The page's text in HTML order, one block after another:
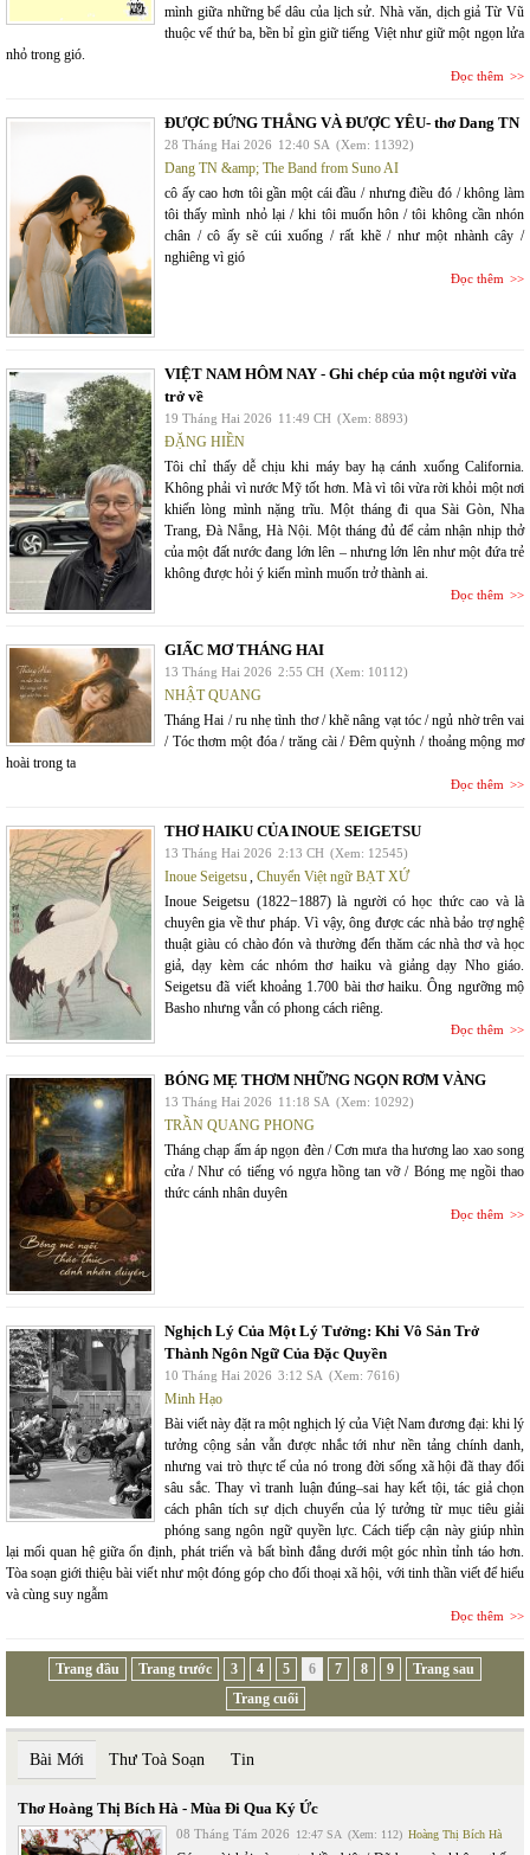
mình giữa những bể dâu của lịch sử. Nhà văn, dịch giả Từ Vũ
thuộc vế thứ ba, bền bỉ gìn giữ tiếng Việt như giữ một ngọn lửa
nhỏ trong gió.
Đọc thêm
ĐƯỢC ĐỨNG THẲNG VÀ ĐƯỢC YÊU- thơ Dang TN
28 Tháng Hai 2026 12:40 SA (Xem: 11392)
Dang TN &amp; The Band from Suno AI
cô ấy cao hơn tôi gần một cái đầu / nhưng điều đó / không làm
tôi thấy mình nhỏ lại / khi tôi muốn hôn / tôi không cần nhón
chân / cô ấy sẽ cúi xuống / rất khẽ / như một nhành cây /
nghiêng vì gió
Đọc thêm
VIỆT NAM HÔM NAY - Ghi chép của một người vừa
trở về
19 Tháng Hai 2026 11:49 CH (Xem: 8893)
ĐẶNG HIỀN
Tôi chỉ thấy dễ chịu khi máy bay hạ cánh xuống California.
Không phải vì nước Mỹ tốt hơn. Mà vì tôi vừa rời khỏi một nơi
khiến lòng mình nặng trĩu. Một tháng đi qua Sài Gòn, Nha
Trang, Đà Nẵng, Hà Nội. Một tháng đủ để cảm nhận nhịp thở
của một đất nước đang lớn lên – nhưng lớn lên như một đứa trẻ
không được hỏi ý kiến mình muốn trở thành ai.
Đọc thêm
GIẤC MƠ THÁNG HAI
13 Tháng Hai 2026 2:55 CH (Xem: 10112)
NHẬT QUANG
Tháng Hai / ru nhẹ tình thơ / khẽ nâng vạt tóc / ngủ nhờ trên vai
/ Tóc thơm một đóa / trăng cài / Đêm quỳnh / thoảng mộng mơ
hoài trong ta
Đọc thêm
THƠ HAIKU CỦA INOUE SEIGETSU
13 Tháng Hai 2026 2:13 CH (Xem: 12545)
Inoue Seigetsu, Chuyển Việt ngữ BẠT XỨ
Inoue Seigetsu (1822−1887) là người có học thức cao và là
chuyên gia về thư pháp. Vì vậy, ông được các nhà bảo trợ nghệ
thuật giàu có chào đón và thường đến thăm các nhà thơ và học
giả, dạy kèm các nhóm thơ haiku và giảng dạy Nho giáo.
Seigetsu đã viết khoảng 1.700 bài thơ haiku. Ông ngưỡng mộ
Basho nhưng vẫn có phong cách riêng.
Đọc thêm
BÓNG MẸ THƠM NHỮNG NGỌN RƠM VÀNG
13 Tháng Hai 2026 11:18 SA (Xem: 10292)
TRẦN QUANG PHONG
Tháng chạp ấm áp ngọn đèn / Cơn mưa tha hương lao xao song
cửa / Như có tiếng vó ngựa hồng tan vỡ / Bóng mẹ ngồi thao
thức cánh nhân duyên
Đọc thêm
Nghịch Lý Của Một Lý Tưởng: Khi Vô Sản Trở
Thành Ngôn Ngữ Của Đặc Quyền
10 Tháng Hai 2026 3:12 SA (Xem: 7616)
Minh Hạo
Bài viết này đặt ra một nghịch lý của Việt Nam đương đại: khi lý
tưởng cộng sản vẫn được nhắc tới như nền tảng chính danh,
nhưng vai trò thực tế của nó trong đời sống xã hội đã thay đổi
sâu sắc. Thay vì tranh luận đúng–sai hay kết tội, tác giả chọn
cách phân tích sự dịch chuyển của lý tưởng từ mục tiêu giải
phóng sang ngôn ngữ quyền lực. Cách tiếp cận này giúp nhìn
lại mối quan hệ giữa ổn định, phát triển và bất bình đẳng dưới một góc nhìn tỉnh táo hơn.
Tòa soạn giới thiệu bài viết như một đóng góp cho đối thoại xã hội, với tinh thần viết để hiểu
và cùng suy ngẫm
Đọc thêm
Trang đầu Trang trước 3 4 5 6 7 8 9
Trang sau
Trang cuối
Bài Mới Thư Toà Soạn Tin
Thơ Hoàng Thị Bích Hà - Mùa Đi Qua Ký Ức
08 Tháng Tám 2026 12:47 SA (Xem: 112) Hoàng Thị Bích Hà